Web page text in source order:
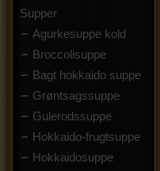
Supper
Agurkesuppe kold
Broccolisuppe
Bagt hokkaido suppe
Grøntsagssuppe
Gulerodssuppe
Hokkaido-frugtsuppe
Hokkaidosuppe